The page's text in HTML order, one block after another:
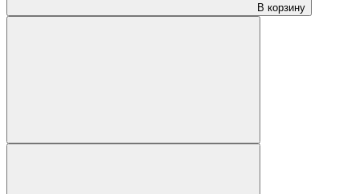
В корзину